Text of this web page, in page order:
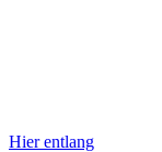
Hier entlang